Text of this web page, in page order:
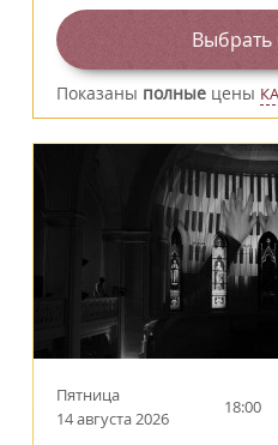
Выбрать
Показаны полные цены
Пятница
14 августа 2026
18:00